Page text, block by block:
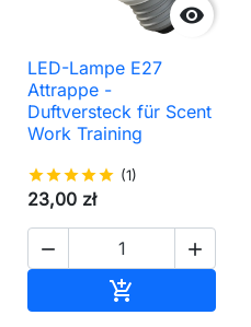

LED-Lampe E27
Attrappe -
Duftversteck für Scent
Work Training
starstarstarstarstar (1)
23,00 zł
 
